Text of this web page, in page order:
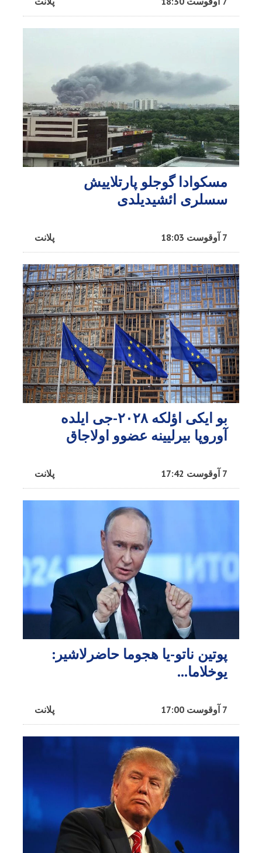
مسکوادا گوجلو پارتلاییش
سسلری ائشیدیلدی
پلانت 7 آوقوست 18:03
بو ایکی اؤلکه ۲۰۲۸-جی ایلده
آوروپا بیرلیینه عضوو اولاجاق
پلانت 7 آوقوست 17:42
پوتین ناتو-یا هجوما حاضرلاشیر:
یوخلاما...
پلانت 7 آوقوست 17:00